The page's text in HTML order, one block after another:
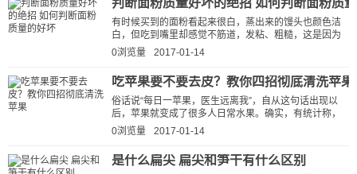
判断面粉质量好坏的绝招 如何判断面粉质
有时候买到的面粉看起来很白，蒸出来的馒头也颜色洁
白，但吃到嘴里却感觉不筋道，发粘、粗糙，这是因为
你买到了不好的面粉，颜色洁白的原因...
0浏览量 2017-01-14
吃苹果要不要去皮？教你四招彻底清洗苹果
俗话说“每日一苹果，医生远离我”，自从这句话出现以
后，苹果就变成了很多人日常水果。确实，有统计称，
苹果是销量最好的水果。但是营养这...
0浏览量 2017-01-14
是什么扁尖 扁尖和笋干有什么区别